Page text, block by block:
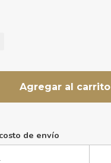
Agregar al carrito
de envío